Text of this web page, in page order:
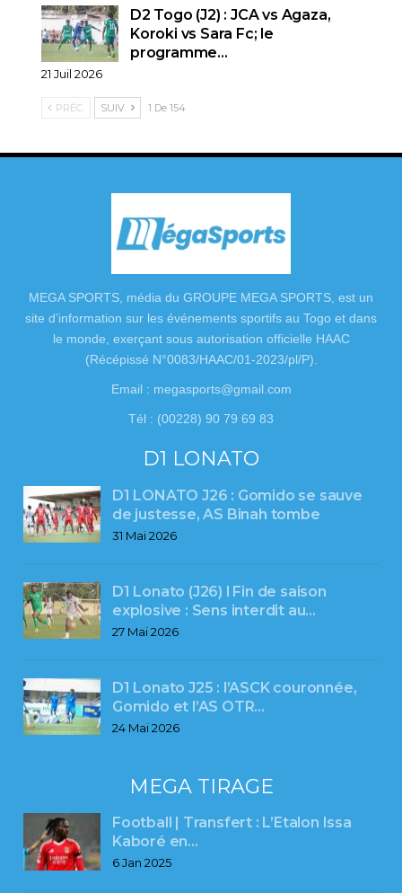
D2 Togo (J2) : JCA vs Agaza,
Koroki vs Sara Fc; le
programme…
21 Juil 2026
PRÉC. SUIV. 1 De 154
MEGA SPORTS, média du GROUPE MEGA SPORTS, est un
site d’information sur les événements sportifs au Togo et dans
le monde, exerçant sous autorisation officielle HAAC
(Récépissé N°0083/HAAC/01-2023/pl/P).
Email : megasports@gmail.com
Tél : (00228) 90 79 69 83
D1 LONATO
D1 LONATO J26 : Gomido se sauve
de justesse, AS Binah tombe
31 Mai 2026
D1 Lonato (J26) l Fin de saison
explosive : Sens interdit au…
27 Mai 2026
D1 Lonato J25 : l’ASCK couronnée,
Gomido et l’AS OTR…
24 Mai 2026
MEGA TIRAGE
Football | Transfert : L’Etalon Issa
Kaboré en…
6 Jan 2025